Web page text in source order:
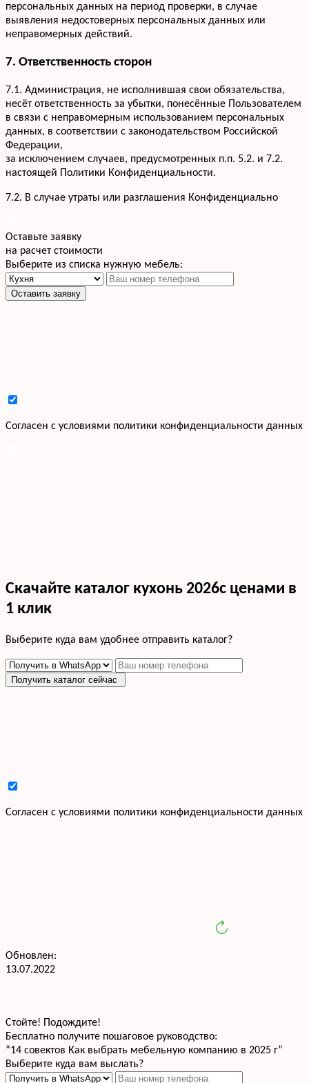
персональных данных на период проверки, в случае
выявления недостоверных персональных данных или
неправомерных действий.
7. Ответственность сторон
7.1. Администрация, не исполнившая свои обязательства,
несёт ответственность за убытки, понесённые Пользователем
в связи с неправомерным использованием персональных
данных, в соответствии с законодательством Российской
Федерации,
за исключением случаев, предусмотренных п.п. 5.2. и 7.2.
настоящей Политики Конфиденциальности.
7.2. В случае утраты или разглашения Конфиденциально
Оставьте заявку
на расчет стоимости
Выберите из списка нужную мебель:
Оставить заявку
Cогласен с условиями политики конфиденциальности данных
Скачайте каталог кухонь 2026с ценами в
1 клик
Выберите куда вам удобнее отправить каталог?
Получить каталог сейчас
Cогласен с условиями политики конфиденциальности данных
Обновлен:
13.07.2022
Стойте! Подождите!
Бесплатно получите пошаговое руководство:
“14 совектов Как выбрать мебельную компанию в 2025 г”
Выберите куда вам выслать?